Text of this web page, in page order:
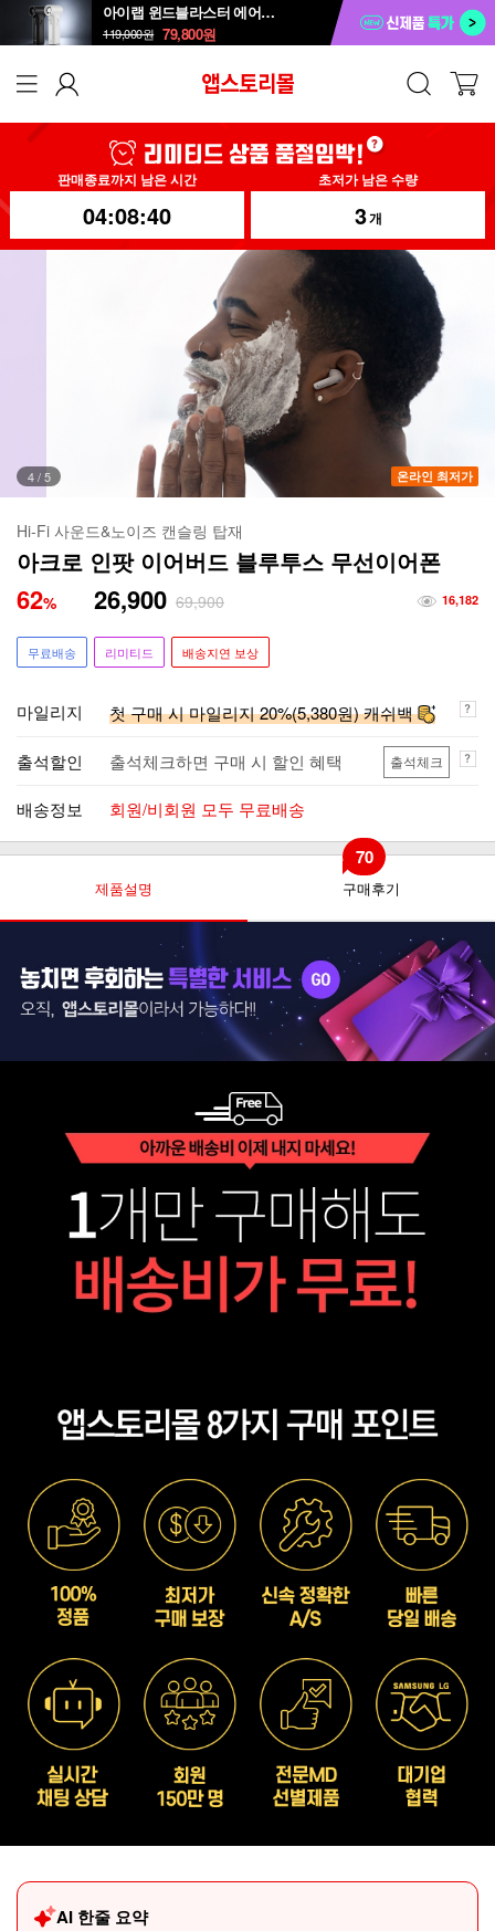
아이랩 윈드블라스터 에어건+청소기 iLAB-WBT
119,000원 79,800원
판매종료까지 남은 시간
04:08:37
초저가 남은 수량
3개
4/5 온라인 최저가
Hi-Fi 사운드&노이즈 캔슬링 탑재
아크로 인팟 이어버드 블루투스 무선이어폰
62% 26,900 69,900 16,182
무료배송 리미티드 배송지연 보상
마일리지 첫 구매 시 마일리지 20%(5,380원) 캐쉬백
출석할인 출석체크하면 구매 시 할인 혜택 출석체크
배송정보 회원/비회원 모두 무료배송
제품설명 구매후기
70
AI 한줄 요약